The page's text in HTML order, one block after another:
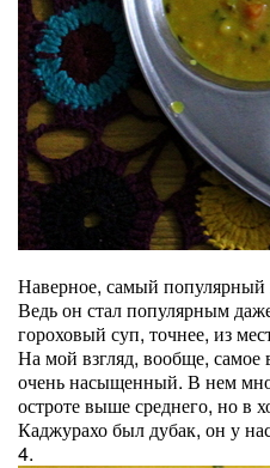
Наверное, самый
Ведь он стал популярным
гороховый суп, точнее, из
На мой взгляд, вообще,
очень насыщенный. В нем
остроте выше среднего, но в
Каджурахо был дубак, он у
4.